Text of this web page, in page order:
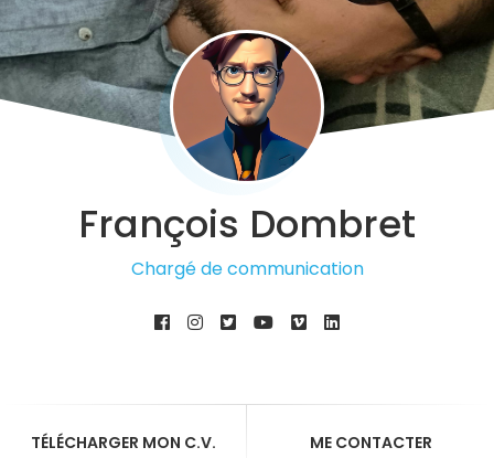
François Dombret
Chargé de communicat
TÉLÉCHARGER MON C.V. ME CONTACTER